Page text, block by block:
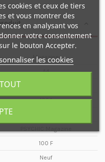
Magazine
A4
1954
100 F
Neuf
cookies et ceux de tiers
et vous montrer des
en analysant vos
votre consentement
le bouton Accepter.
les cookies